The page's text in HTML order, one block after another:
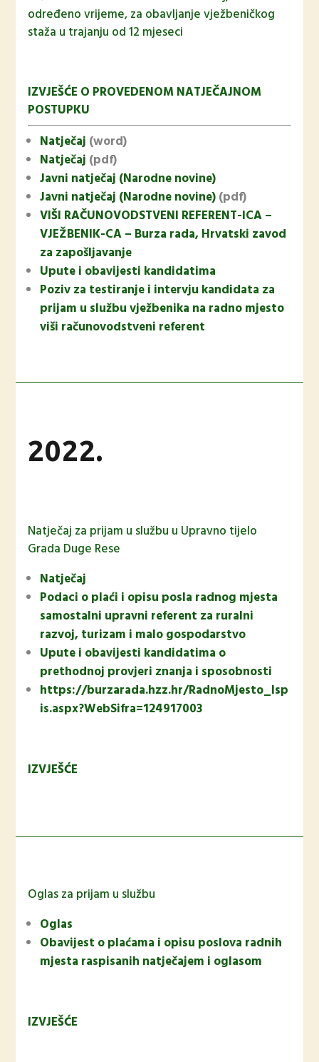
određeno vrijeme, za obavljanje vježbeničkog
staža u trajanju od 12 mjeseci
IZVJEŠĆE O PROVEDENOM NATJEČAJNOM
POSTUPKU
Natječaj (word)
Natječaj (pdf)
Javni natječaj (Narodne novine)
Javni natječaj (Narodne novine)(pdf)
VIŠI RAČUNOVODSTVENI REFERENT-ICA –
VJEŽBENIK-CA – Burza rada, Hrvatski zavod
za zapošljavanje
Upute i obavijesti kandidatima
Poziv za testiranje i intervju kandidata za
prijam u službu vježbenika na radno mjesto
viši računovodstveni referent
2022.
Natječaj za prijam u službu u Upravno tijelo
Grada Duge Rese
Natječaj
Podaci o plaći i opisu posla radnog mjesta
samostalni upravni referent za ruralni
razvoj, turizam i malo gospodarstvo
Upute i obavijesti kandidatima o
prethodnoj provjeri znanja i sposobnosti
https://burzarada.hzz.hr/RadnoMjesto_Isp
is.aspx?WebSifra=124917003
IZVJEŠĆE
Oglas za prijam u službu
Oglas
Obavijest o plaćama i opisu poslova radnih
mjesta raspisanih natječajem i oglasom
IZVJEŠĆE